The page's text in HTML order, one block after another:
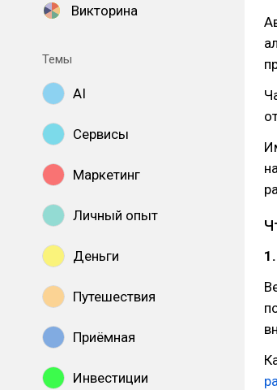
Викторина
Темы
AI
Сервисы
Маркетинг
Личный опыт
Деньги
Путешествия
Приёмная
Инвестиции